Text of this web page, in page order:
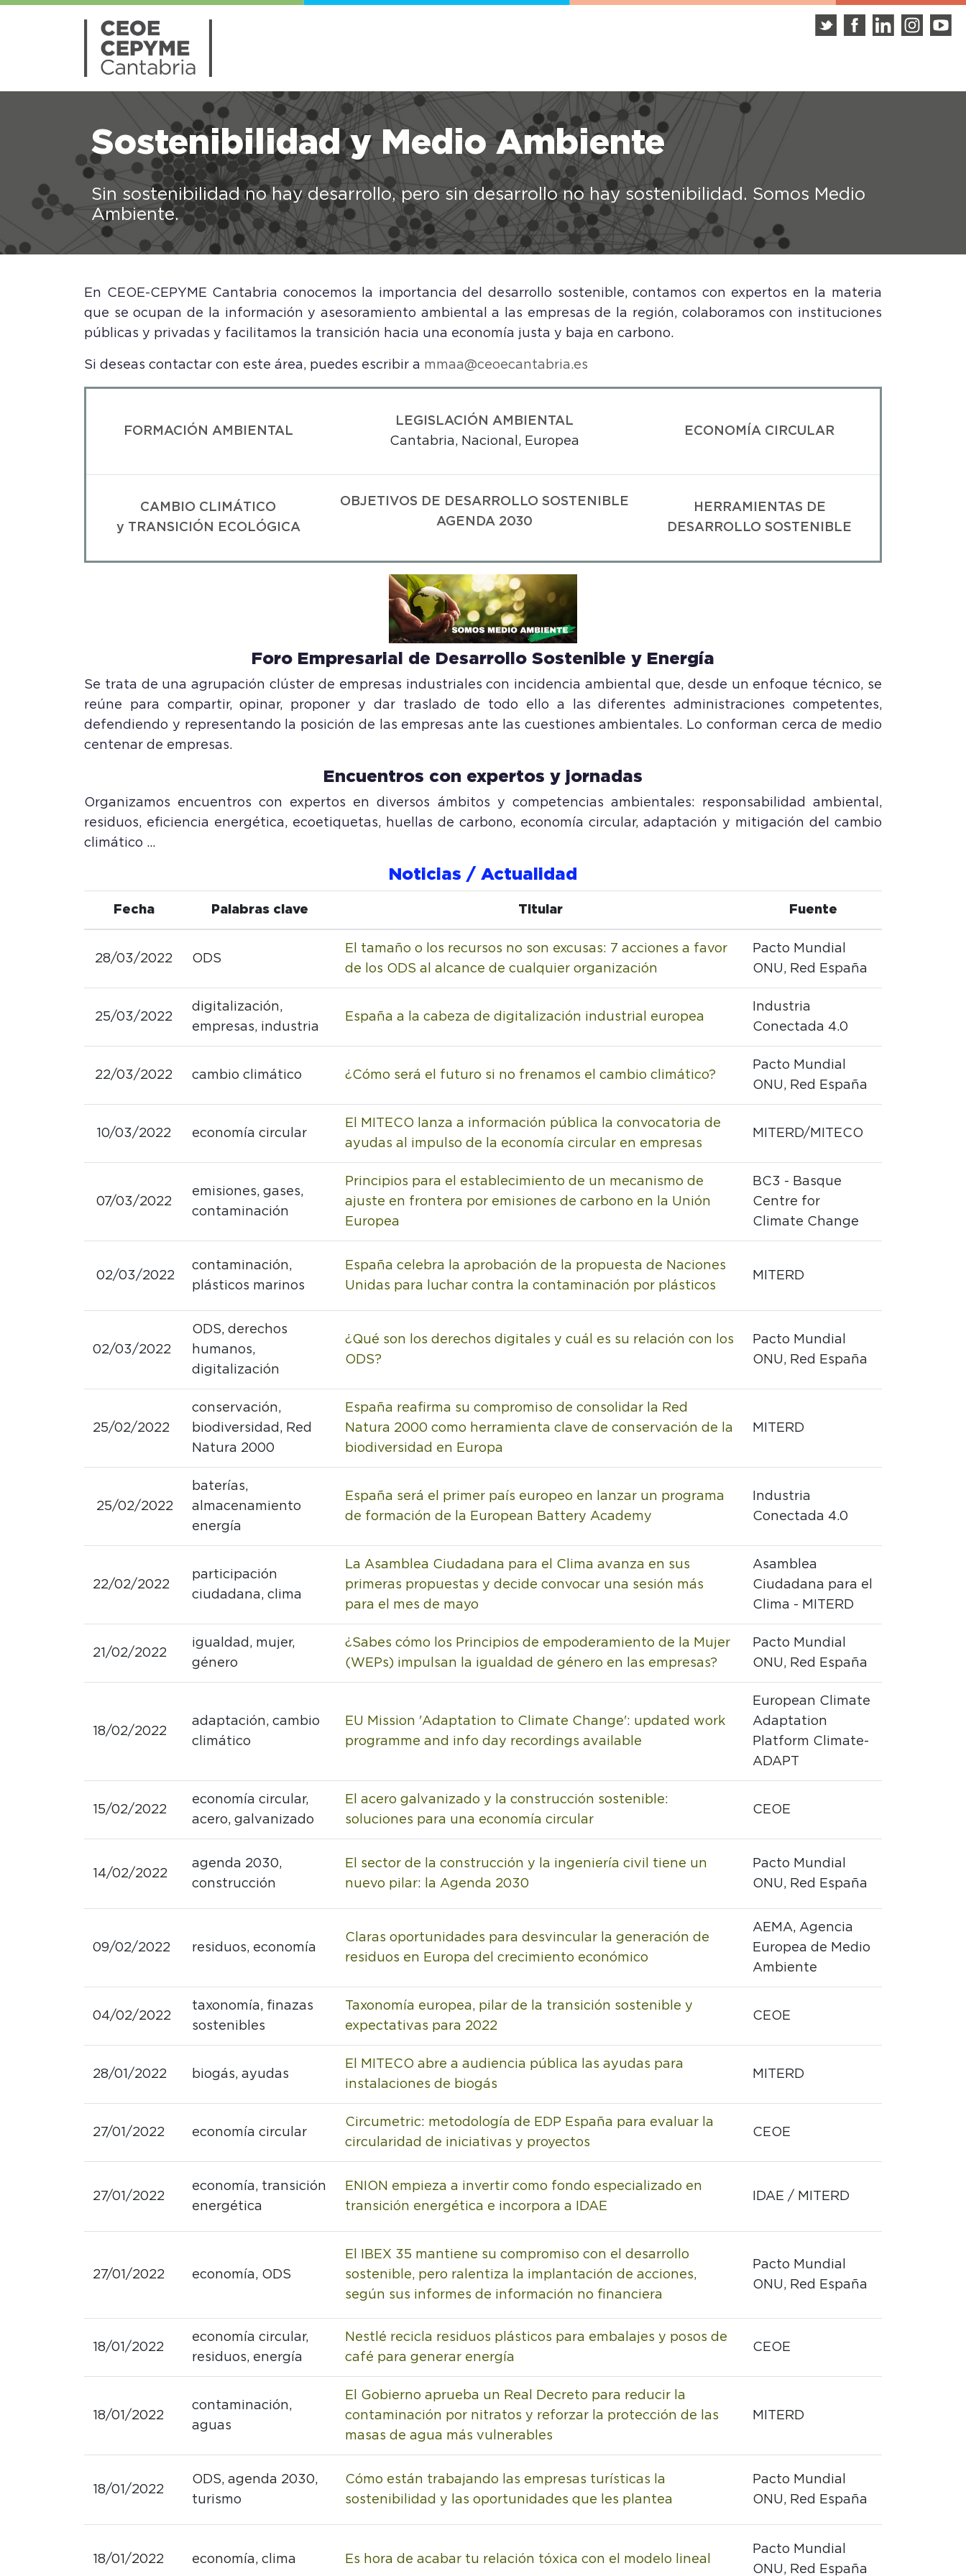
Sostenibilidad y Medio Ambiente
Sin sostenibilidad no hay desarrollo, pero sin desarrollo no hay sostenibilidad. Somos Medio
Ambiente.
En CEOE-CEPYME Cantabria conocemos la importancia del desarrollo sostenible, contamos con expertos en la materia
que se ocupan de la información y asesoramiento ambiental a las empresas de la región, colaboramos con instituciones
públicas y privadas y facilitamos la transición hacia una economía justa y baja en carbono.
Si deseas contactar con este área, puedes escribir a mmaa@ceoecantabria.es
FORMACIÓN AMBIENTAL
LEGISLACIÓN AMBIENTAL
Cantabria, Nacional, Europea
ECONOMÍA CIRCULAR
CAMBIO CLIMÁTICO
y TRANSICIÓN ECOLÓGICA
OBJETIVOS DE DESARROLLO SOSTENIBLE
AGENDA 2030
HERRAMIENTAS DE
DESARROLLO SOSTENIBLE
Foro Empresarial de Desarrollo Sostenible y Energía
Se trata de una agrupación clúster de empresas industriales con incidencia ambiental que, desde un enfoque técnico, se
reúne para compartir, opinar, proponer y dar traslado de todo ello a las diferentes administraciones competentes,
defendiendo y representando la posición de las empresas ante las cuestiones ambientales. Lo conforman cerca de medio
centenar de empresas.
Encuentros con expertos y jornadas
Organizamos encuentros con expertos en diversos ámbitos y competencias ambientales: responsabilidad ambiental,
residuos, eficiencia energética, ecoetiquetas, huellas de carbono, economía circular, adaptación y mitigación del cambio
climático …
Noticias / Actualidad
Fecha Palabras clave Titular Fuente
28/03/2022 ODS
El tamaño o los recursos no son excusas: 7 acciones a favor
de los ODS al alcance de cualquier organización
Pacto Mundial
ONU, Red España
25/03/2022
digitalización,
empresas, industria
España a la cabeza de digitalización industrial europea
Industria
Conectada 4.0
22/03/2022 cambio climático ¿Cómo será el futuro si no frenamos el cambio climático?
Pacto Mundial
ONU, Red España
10/03/2022 economía circular
El MITECO lanza a información pública la convocatoria de
ayudas al impulso de la economía circular en empresas
MITERD/MITECO
07/03/2022
emisiones, gases,
contaminación
Principios para el establecimiento de un mecanismo de
ajuste en frontera por emisiones de carbono en la Unión
Europea
BC3 - Basque
Centre for
Climate Change
02/03/2022
contaminación,
plásticos marinos
España celebra la aprobación de la propuesta de Naciones
Unidas para luchar contra la contaminación por plásticos
MITERD
02/03/2022
ODS, derechos
humanos,
digitalización
¿Qué son los derechos digitales y cuál es su relación con los
ODS?
Pacto Mundial
ONU, Red España
25/02/2022
conservación,
biodiversidad, Red
Natura 2000
España reafirma su compromiso de consolidar la Red
Natura 2000 como herramienta clave de conservación de la
biodiversidad en Europa
MITERD
25/02/2022
baterías,
almacenamiento
energía
España será el primer país europeo en lanzar un programa
de formación de la European Battery Academy
Industria
Conectada 4.0
22/02/2022
participación
ciudadana, clima
La Asamblea Ciudadana para el Clima avanza en sus
primeras propuestas y decide convocar una sesión más
para el mes de mayo
Asamblea
Ciudadana para el
Clima - MITERD
21/02/2022
igualdad, mujer,
género
¿Sabes cómo los Principios de empoderamiento de la Mujer
(WEPs) impulsan la igualdad de género en las empresas?
Pacto Mundial
ONU, Red España
18/02/2022
adaptación, cambio
climático
EU Mission 'Adaptation to Climate Change': updated work
programme and info day recordings available
European Climate
Adaptation
Platform Climate-
ADAPT
15/02/2022
economía circular,
acero, galvanizado
El acero galvanizado y la construcción sostenible:
soluciones para una economía circular
CEOE
14/02/2022
agenda 2030,
construcción
El sector de la construcción y la ingeniería civil tiene un
nuevo pilar: la Agenda 2030
Pacto Mundial
ONU, Red España
09/02/2022 residuos, economía
Claras oportunidades para desvincular la generación de
residuos en Europa del crecimiento económico
AEMA, Agencia
Europea de Medio
Ambiente
04/02/2022
taxonomía, finazas
sostenibles
Taxonomía europea, pilar de la transición sostenible y
expectativas para 2022
CEOE
28/01/2022 biogás, ayudas
El MITECO abre a audiencia pública las ayudas para
instalaciones de biogás
MITERD
27/01/2022 economía circular
Circumetric: metodología de EDP España para evaluar la
circularidad de iniciativas y proyectos
CEOE
27/01/2022
economía, transición
energética
ENION empieza a invertir como fondo especializado en
transición energética e incorpora a IDAE
IDAE / MITERD
27/01/2022 economía, ODS
El IBEX 35 mantiene su compromiso con el desarrollo
sostenible, pero ralentiza la implantación de acciones,
según sus informes de información no financiera
Pacto Mundial
ONU, Red España
18/01/2022
economía circular,
residuos, energía
Nestlé recicla residuos plásticos para embalajes y posos de
café para generar energía
CEOE
18/01/2022
contaminación,
aguas
El Gobierno aprueba un Real Decreto para reducir la
contaminación por nitratos y reforzar la protección de las
masas de agua más vulnerables
MITERD
18/01/2022
ODS, agenda 2030,
turismo
Cómo están trabajando las empresas turísticas la
sostenibilidad y las oportunidades que les plantea
Pacto Mundial
ONU, Red España
18/01/2022 economía, clima Es hora de acabar tu relación tóxica con el modelo lineal
Pacto Mundial
ONU, Red España